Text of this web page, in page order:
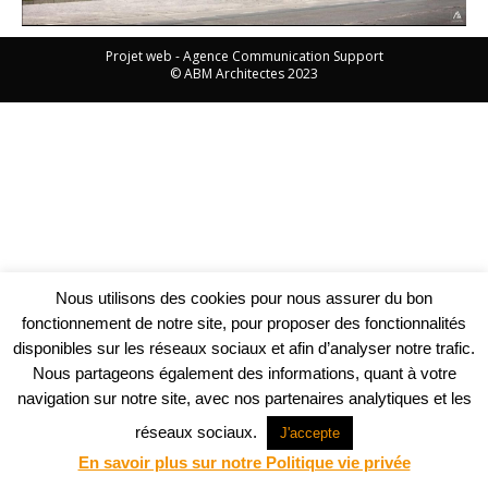
Projet web -Agence Communication Support
© ABM Architectes 2023
Nous utilisons des cookies pour nous assurer du bon
fonctionnement de notre site, pour proposer des fonctionnalités
disponibles sur les réseaux sociaux et afin d’analyser notre trafic.
Nous partageons également des informations, quant à votre
navigation sur notre site, avec nos partenaires analytiques et les
réseaux sociaux.
J'accepte
En savoir plus sur notre Politique vie privée